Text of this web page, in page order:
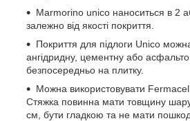
Marmorino unico наноситься в 2
залежно від якості покриття.
Покриття для підлоги Unico
ангідридну, цементну або
безпосередньо на плитку.
Можна використовувати
Стяжка повинна мати товщину
см, бути гладкою та не мати